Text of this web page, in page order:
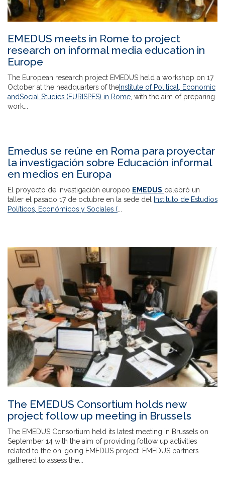
EMEDUS meets in Rome to project
research on informal media education in
Europe
The European research project EMEDUS held a workshop on 17
October at the headquarters of the Institute of Political, Economic
andSocial Studies (EURISPES) in Rome , with the aim of preparing
work...
Emedus se reúne en Roma para proyectar
la investigación sobre Educación informal
en medios en Europa
El proyecto de investigación europeo EMEDUS celebró un
taller el pasado 17 de octubre en la sede del
Instituto de Estudios
Políticos, Económicos y Sociales (
The EMEDUS Consortium holds new
project follow up meeting in Brussels
The EMEDUS Consortium held its latest meeting in Brussels on
September 14 with the aim of providing follow up activities
related to the on-going EMEDUS project. EMEDUS partners
gathered to assess the